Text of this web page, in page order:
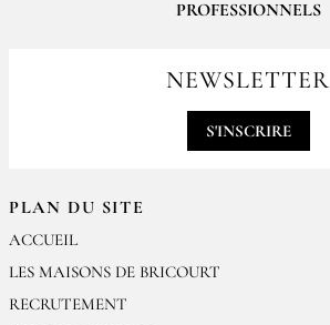
PLAN DU SITE
ACCUEIL
LES MAISONS DE BRICOURT
RECRUTEMENT
PROFESSIONNELS
contact@epices-roellinger.comNEWSLETTER
S'INSCRIRE